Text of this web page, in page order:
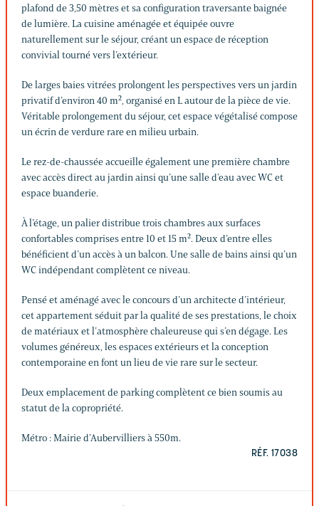
plafond de 3,50 mètres et sa configuration traversante baignée
de lumière. La cuisine aménagée et équipée ouvre
naturellement sur le séjour, créant un espace de réception
convivial tourné vers l’extérieur.
De larges baies vitrées prolongent les perspectives vers un jardin
privatif d’environ 40 m², organisé en L autour de la pièce de vie.
Véritable prolongement du séjour, cet espace végétalisé compose
un écrin de verdure rare en milieu urbain.
Le rez-de-chaussée accueille également une première chambre
avec accès direct au jardin ainsi qu’une salle d’eau avec WC et
espace buanderie.
À l’étage, un palier distribue trois chambres aux surfaces
confortables comprises entre 10 et 15 m². Deux d’entre elles
bénéficient d’un accès à un balcon. Une salle de bains ainsi qu’un
WC indépendant complètent ce niveau.
Pensé et aménagé avec le concours d’un architecte d’intérieur,
cet appartement séduit par la qualité de ses prestations, le choix
de matériaux et l’atmosphère chaleureuse qui s’en dégage. Les
volumes généreux, les espaces extérieurs et la conception
contemporaine en font un lieu de vie rare sur le secteur.
Deux emplacement de parking complètent ce bien soumis au
statut de la copropriété.
Métro : Mairie d’Aubervilliers à 550m.
RÉF. 17038